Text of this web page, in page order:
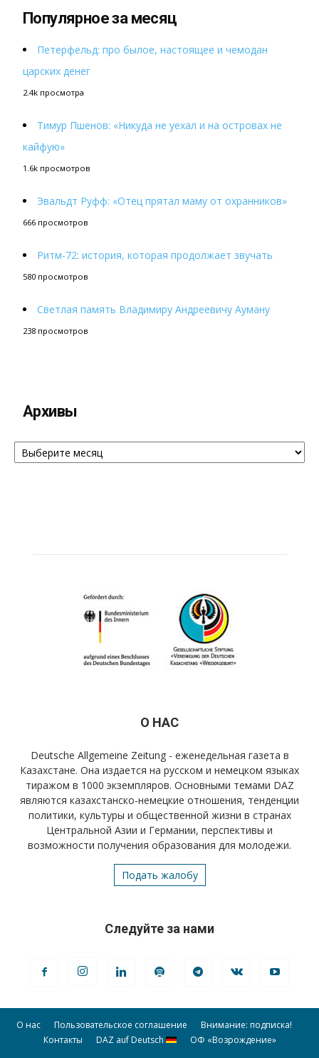
Популярное за месяц
Петерфельд: про былое, настоящее и чемодан
царских денег
2.4k просмотра
Тимур Пшенов: «Никуда не уехал и на островах не
кайфую»
1.6k просмотров
Эвальдт Руфф: «Отец прятал маму от охранников»
666 просмотров
Ритм-72: история, которая продолжает звучать
580 просмотров
Светлая память Владимиру Андреевичу Ауману
238 просмотров
Архивы
Архивы
О НАС
Deutsche Allgemeine Zeitung - еженедельная газета в
Казахстане. Она издается на русском и немецком языках
тиражом в 1000 экземпляров. Основными темами DAZ
являются казахстанско-немецкие отношения, тенденции
политики, культуры и общественной жизни в странах
Центральной Азии и Германии, перспективы и
возможности получения образования для молодежи.
Подать жалобу
Следуйте за нами
О нас Пользовательское соглашение
Внимание: подписка!
Контакты
DAZ auf Deutsch ОФ «Возрождение»